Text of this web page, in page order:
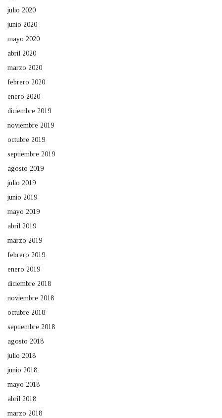
julio 2020
junio 2020
mayo 2020
abril 2020
marzo 2020
febrero 2020
enero 2020
diciembre 2019
noviembre 2019
octubre 2019
septiembre 2019
agosto 2019
julio 2019
junio 2019
mayo 2019
abril 2019
marzo 2019
febrero 2019
enero 2019
diciembre 2018
noviembre 2018
octubre 2018
septiembre 2018
agosto 2018
julio 2018
junio 2018
mayo 2018
abril 2018
marzo 2018